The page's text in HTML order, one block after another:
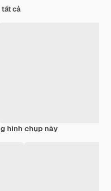
tất cả
hình chụp này